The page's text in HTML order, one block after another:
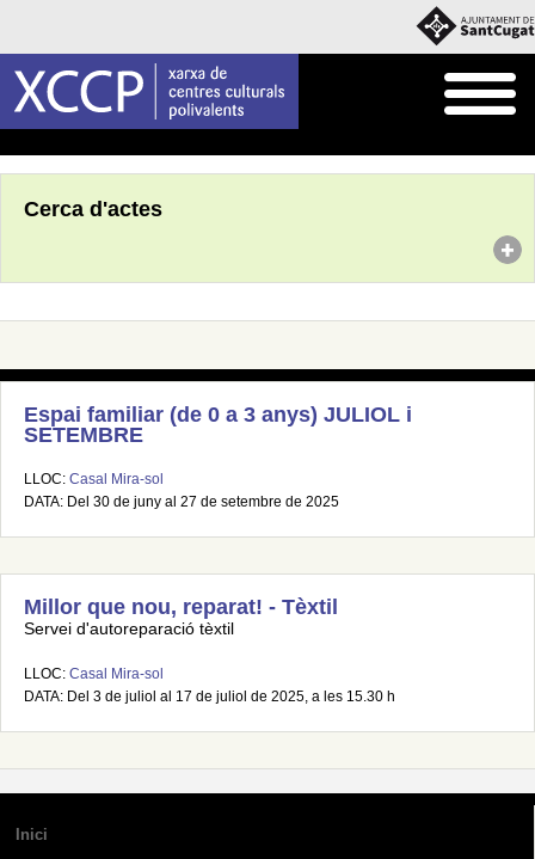
Cerca d'actes
Espai familiar (de 0 a 3 anys) JULIOL i
SETEMBRE
LLOC: Casal Mira-sol
DATA: Del 30 de juny al 27 de setembre de 2025
Millor que nou, reparat! - Tèxtil
Servei d'autoreparació tèxtil
LLOC: Casal Mira-sol
DATA: Del 3 de juliol al 17 de juliol de 2025, a les 15.30 h
Inici